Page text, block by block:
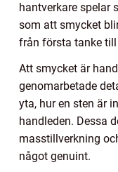
hantverkare spelar
som att smycket
från första tanke
Att smycket är
genomarbetade
yta, hur en sten är
handleden. Dessa
masstillverkning
något genuint.